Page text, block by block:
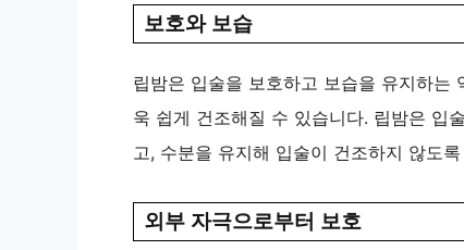
보호와 보습
립밤은 입술을 보호하고 보습을 유지하는
욱 쉽게 건조해질 수 있습니다. 립밤은 입
고, 수분을 유지해 입술이 건조하지 않도
외부 자극으로부터 보호